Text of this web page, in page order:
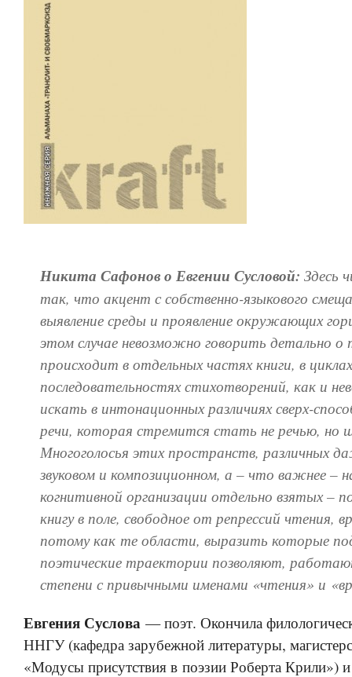
Никита Сафонов о Евгении Сусловой: Здесь
так, что акцент с собственно-языкового
выявление среды и проявление окружающих
этом случае невозможно говорить детально
происходит в отдельных частях книги, в
последовательностях стихотворений, как и
искать в интонационных различиях сверх-
речи, которая стремится стать не речью, но
Многоголосья этих пространств, различных
звуковом и композиционном, а – что важнее –
когнитивной организации отдельно взятых –
книгу в поле, свободное от репрессий чтения,
потому как те области, выразить которые
поэтические траектории позволяют,
степени с привычными именами «чтения» и
Евгения Суслова — поэт. Окончила
ННГУ (кафедра зарубежной литературы,
«Модусы присутствия в поэзии Роберта Крили»)